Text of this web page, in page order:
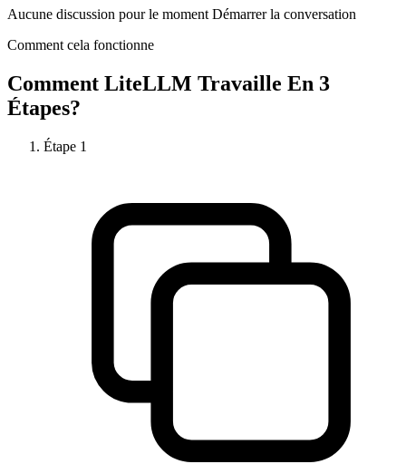
Aucune discussion pour le moment Démarrer la conversation
Comment cela fonctionne
Comment LiteLLM Travaille En 3
Étapes?
Étape 1